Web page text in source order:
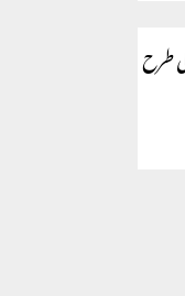
طرح